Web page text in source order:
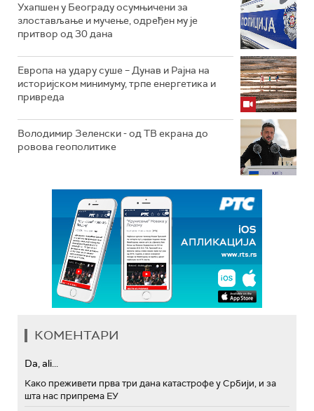
Ухапшен у Београду осумњичени за
злостављање и мучење, одређен му је
притвор од 30 дана
Европа на удару суше – Дунав и Рајна на
историјском минимуму, трпе енергетика и
привреда
Володимир Зеленски - од ТВ екрана до
ровова геополитике
КОМЕНТАРИ
Da, ali...
Како преживети прва три дана катастрофе у Србији, и за
шта нас припрема ЕУ